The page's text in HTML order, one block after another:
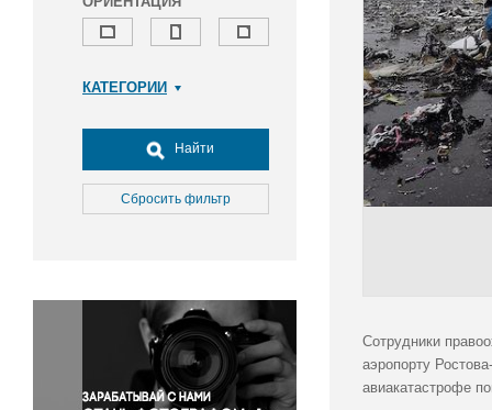
КАТЕГОРИИ
Досуг, туризм и отдых
Культура
Медицина
Окружающая среда
Политика
Правосудие
Происшествия и конфликты
Найти
Сбросить фильтр
Сотрудники
аэропорту
авиакатастрофе